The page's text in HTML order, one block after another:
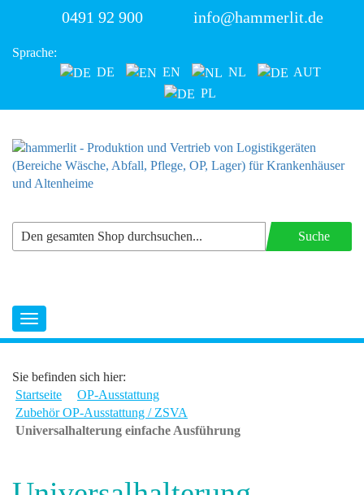
0491 92 900 info@hammerlit.de
Sprache:
DE
EN NL
AUT
PL
Suche
Sie befinden sich hier:
Startseite
OP-Ausstattung
Zubehör OP-Ausstattung / ZSVA
Universalhalterung einfache Ausführung